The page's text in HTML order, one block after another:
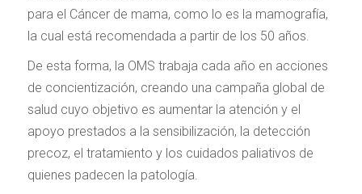
para el Cáncer de mama, como lo es la mamografía,
la cual está recomendada a partir de los 50 años.
De esta forma, la OMS trabaja cada año en acciones
de concientización, creando una campaña global de
salud cuyo objetivo es aumentar la atención y el
apoyo prestados a la sensibilización, la detección
precoz, el tratamiento y los cuidados paliativos de
quienes padecen la patología.